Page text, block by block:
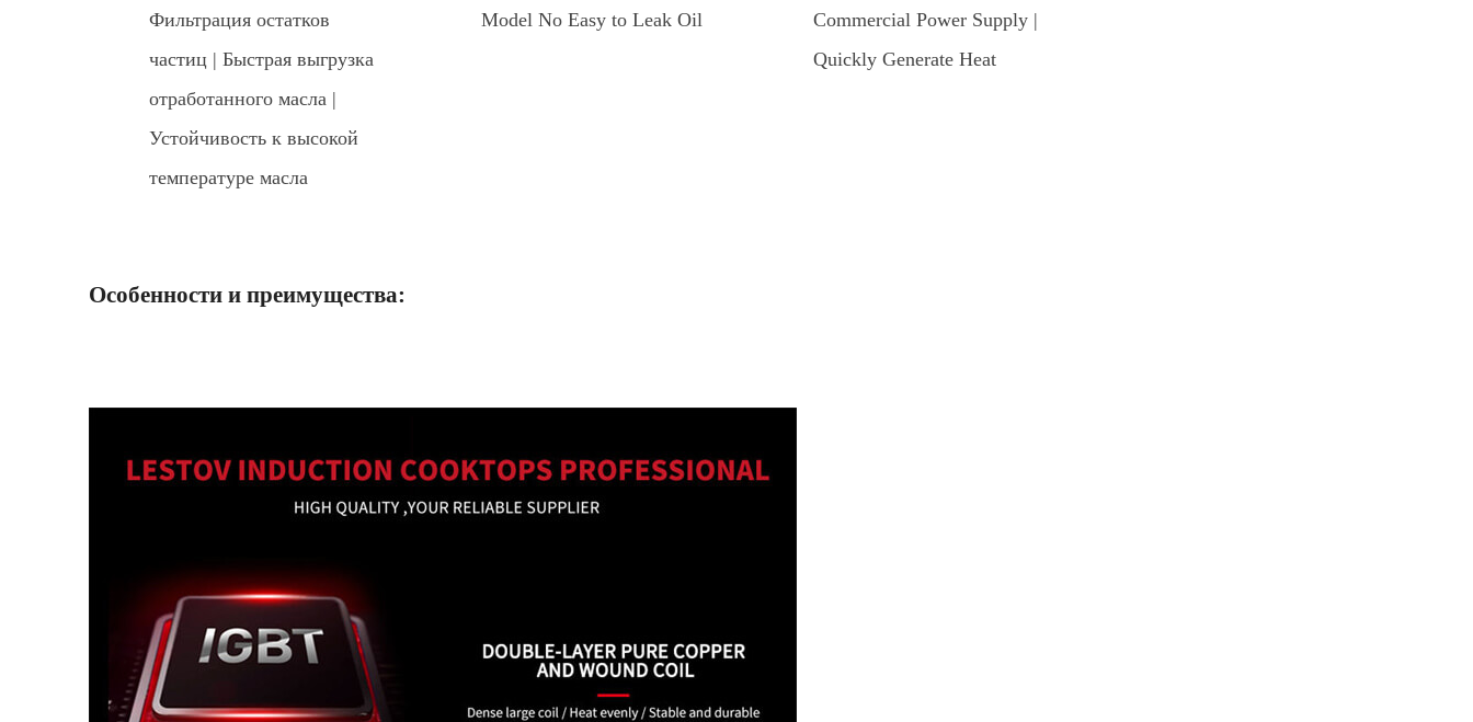
Фильтрация остатков
частиц | Быстрая выгрузка
отработанного масла |
Устойчивость к высокой
температуре масла
Model No Easy to Leak Oil
Commercial Power Supply |
Quickly Generate Heat
Особенности и преимущества: